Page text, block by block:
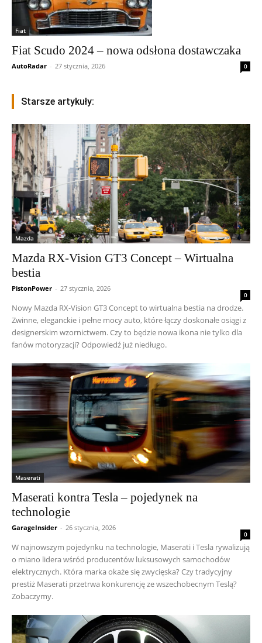
Fiat
Fiat Scudo 2024 – nowa odsłona dostawczaka
AutoRadar - 27 stycznia, 2026 0
Starsze artykuły:
Mazda
Mazda RX-Vision GT3 Concept – Wirtualna
bestia
PistonPower - 27 stycznia, 2026
0
Nowy Mazda RX-Vision GT3 Concept to wirtualna bestia na drodze.
Zwinne, eleganckie i pełne mocy auto, które łączy doskonałe osiągi z
designerskim wzornictwem. Czy to będzie nowa ikona nie tylko dla
fanów motoryzacji? Odpowiedź już niedługo.
Maserati
Maserati kontra Tesla – pojedynek na
technologie
GarageInsider - 26 stycznia, 2026
0
W najnowszym pojedynku na technologie, Maserati i Tesla rywalizują
o miano lidera wśród producentów luksusowych samochodów
elektrycznych. Która marka okaże się zwycięska? Czy tradycyjny
prestiż Maserati przetrwa konkurencję ze wszechobecnym Teslą?
Zobaczymy.